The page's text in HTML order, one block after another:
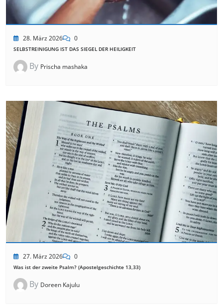
28. März 2026 0
SELBSTREINIGUNG IST DAS SIEGEL DER HEILIGKEIT
By Prischa mashaka
27. März 2026 0
Was ist der zweite Psalm? (Apostelgeschichte 13,33)
By Doreen Kajulu